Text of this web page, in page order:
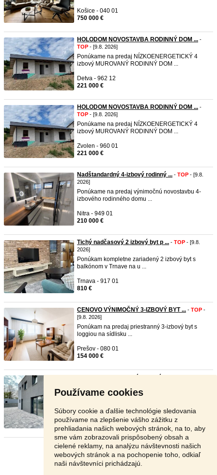
Používame cookies
Súbory cookie a ďalšie technológie sledovania
používame na zlepšenie vášho zážitku z
prehliadania našich webových stránok, na to, aby
sme vám zobrazovali prispôsobený obsah a
cielené reklamy, na analýzu návštevnosti našich
webových stránok a na pochopenie toho, odkiaľ
naši návštevníci prichádzajú.
Košice - 040 01
750 000 €
HOLODOM NOVOSTAVBA RODINNÝ DOM ... -
TOP - [9.8. 2026]
Ponúkame na predaj NÍZKOENERGETICKÝ 4
izbový MUROVANÝ RODINNÝ DOM ...
Detva - 962 12
221 000 €
HOLODOM NOVOSTAVBA RODINNÝ DOM ... -
TOP - [9.8. 2026]
Ponúkame na predaj NÍZKOENERGETICKÝ 4
izbový MUROVANÝ RODINNÝ DOM ...
Zvolen - 960 01
221 000 €
Nadštandardný 4-izbový rodinný ... - TOP - [9.8.
2026]
Ponúkame na predaj výnimočnú novostavbu 4-
izbového rodinného domu ...
Nitra - 949 01
210 000 €
Tichý nadčasový 2 izbový byt p ... - TOP - [9.8.
2026]
Ponúkam kompletne zariadený 2 izbový byt s
balkónom v Trnave na u ...
Trnava - 917 01
810 €
CENOVO VÝNIMOČNÝ 3-IZBOVÝ BYT ... - TOP -
[9.8. 2026]
Ponúkam na predaj priestranný 3-izbový byt s
loggiou na sídlisku ...
Prešov - 080 01
154 000 €
Exkluzívne na predaj: Moderná 4-izbová
Košice-okolie - 044 11
305 000 €
Stránka: 1 2 3 Ďalšia